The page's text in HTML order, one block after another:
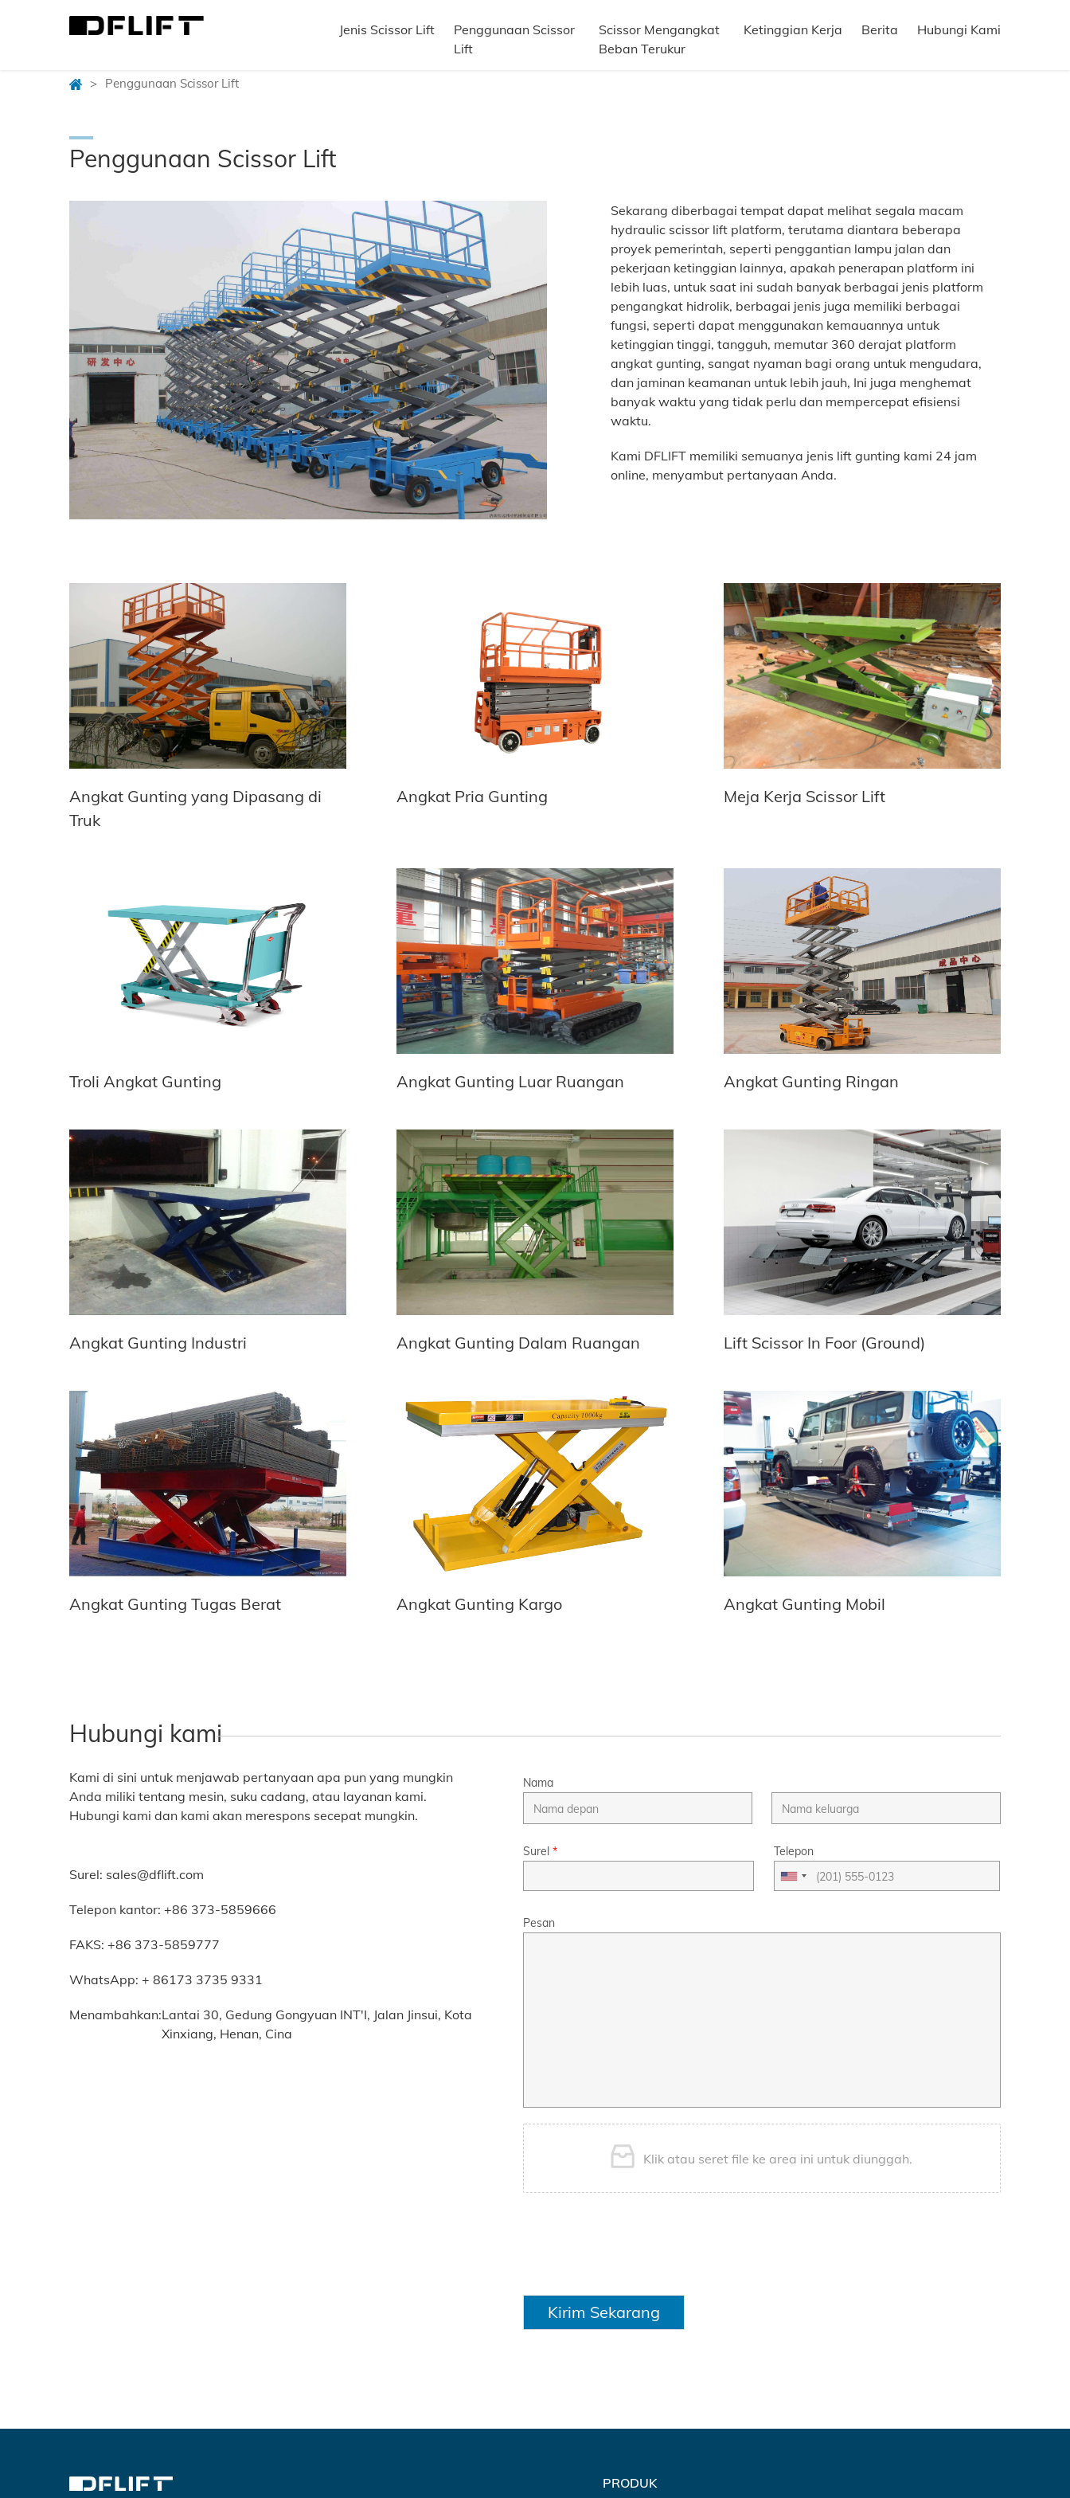
Jenis Scissor Lift
Penggunaan Scissor
Lift
Scissor Mengangkat
Beban Terukur
Ketinggian Kerja Berita Hubungi Kami
> Penggunaan Scissor Lift
Penggunaan Scissor Lift
Sekarang diberbagai tempat dapat melihat segala macam
hydraulic scissor lift platform, terutama diantara beberapa
proyek pemerintah, seperti penggantian lampu jalan dan
pekerjaan ketinggian lainnya, apakah penerapan platform ini
lebih luas, untuk saat ini sudah banyak berbagai jenis platform
pengangkat hidrolik, berbagai jenis juga memiliki berbagai
fungsi, seperti dapat menggunakan kemauannya untuk
ketinggian tinggi, tangguh, memutar 360 derajat platform
angkat gunting, sangat nyaman bagi orang untuk mengudara,
dan jaminan keamanan untuk lebih jauh, Ini juga menghemat
banyak waktu yang tidak perlu dan mempercepat efisiensi
waktu.
Kami DFLIFT memiliki semuanya jenis lift gunting kami 24 jam
online, menyambut pertanyaan Anda.
Angkat Gunting yang Dipasang di
Truk
Angkat Pria Gunting Meja Kerja Scissor Lift
Troli Angkat Gunting Angkat Gunting Luar Ruangan Angkat Gunting Ringan
Angkat Gunting Industri Angkat Gunting Dalam Ruangan Lift Scissor In Foor (Ground)
Angkat Gunting Tugas Berat Angkat Gunting Kargo Angkat Gunting Mobil
Hubungi kami
Kami di sini untuk menjawab pertanyaan apa pun yang mungkin
Anda miliki tentang mesin, suku cadang, atau layanan kami.
Hubungi kami dan kami akan merespons secepat mungkin.
Surel: sales@dflift.com
Telepon kantor: +86 373-5859666
FAKS: +86 373-5859777
WhatsApp: + 86173 3735 9331
Menambahkan:Lantai 30, Gedung Gongyuan INT'I, Jalan Jinsui, Kota
Xinxiang, Henan, Cina
Nama
Surel * Telepon
Pesan
Klik atau seret file ke area ini untuk diunggah.
Kirim Sekarang
PRODUK